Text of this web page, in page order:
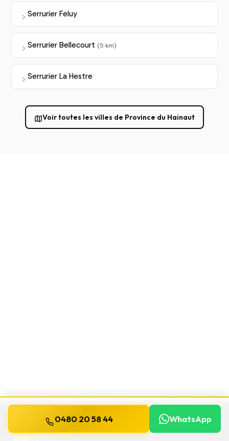
Serrurier Feluy
Serrurier Bellecourt (5 km)
Serrurier La Hestre
Voir toutes les villes de Province du Hainaut
WILLEMS
0480 20 58 44 WhatsApp